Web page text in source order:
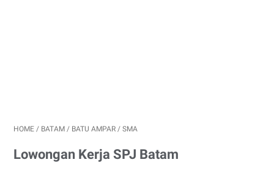
HOME / BATAM / BATU AMPAR / SMA
Lowongan Kerja SPJ Batam